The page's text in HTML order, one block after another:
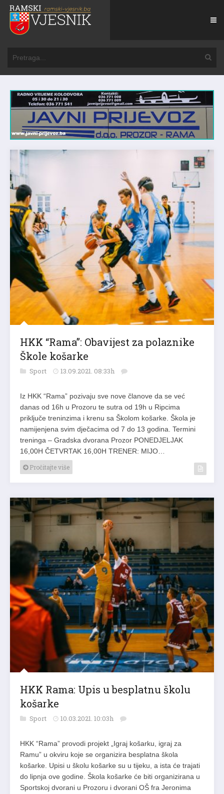
HKK “Rama”: Obavijest za polaznike
Škole košarke
Sport 13.09.2021. 08:33h
Iz HKK “Rama” pozivaju sve nove članove da se već
danas od 16h u Prozoru te sutra od 19h u Ripcima
priključe treninzima i krenu sa Školom košarke. Škola je
namijenjena svim dječacima od 7 do 13 godina. Termini
treninga – Gradska dvorana Prozor PONEDJELJAK
16,00H ČETVRTAK 16,00H TRENER: MIJO…
Pročitajte više
HKK Rama: Upis u besplatnu školu
košarke
Sport 10.03.2021. 10:03h
HKK “Rama” provodi projekt „Igraj košarku, igraj za
Ramu” u okviru koje se organizira besplatna škola
košarke. Upisi u školu košarke su u tijeku, a ista će trajati
do lipnja ove godine. Škola košarke će biti organizirana u
Sportskoj dvorani u Prozoru i dvorani OŠ fra Jeronima